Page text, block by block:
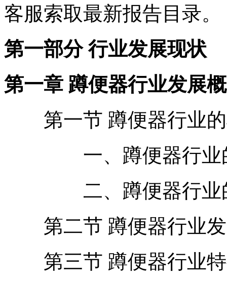
客服索取最新报告目录。
第一部分 行业发展现状
第一章 蹲便器行业发展
第一节 蹲便器行业的
一、蹲便器行业
二、蹲便器行业
第二节 蹲便器行业发
第三节 蹲便器行业特